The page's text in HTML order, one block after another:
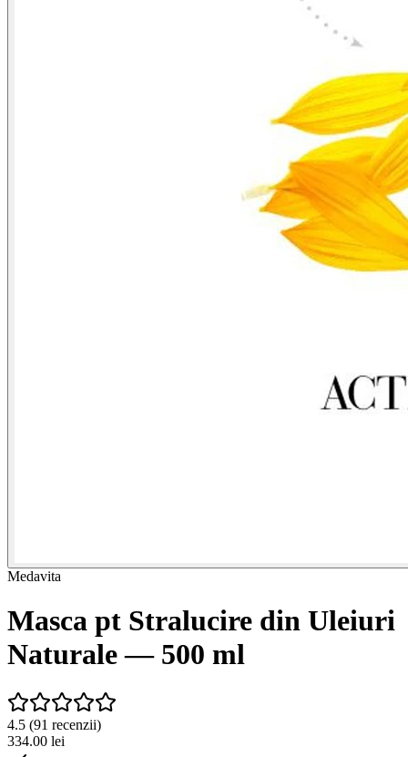
Medavita
Masca pt Stralucire din Uleiuri
Naturale — 500 ml
4.5 (91 recenzii)
334.00 lei